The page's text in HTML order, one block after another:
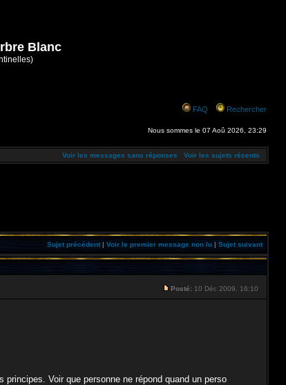
Blanc
FAQ Rechercher
Nous sommes le 07 Aoû 2026, 23:29
Voir les messages sans réponses Voir les sujets récents
Sujet précédent|Voir le premier message non lu | Sujet suivant
Posté: 10 Déc 2009, 16:10
Voir que personne ne répond quand un perso